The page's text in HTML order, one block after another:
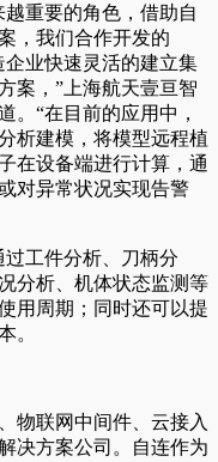
重要的角色，借助自
，我们合作开发的
业快速灵活的建立集
案，”上海航天壹亘智
。“在目前的应用中，
析建模，将模型远程植
在设备端进行计算，通
对异常状况实现告警
工件分析、刀柄分
分析、机体状态监测等
用周期；同时还可以提
。
物联网中间件、云接入
决方案公司。自连作为